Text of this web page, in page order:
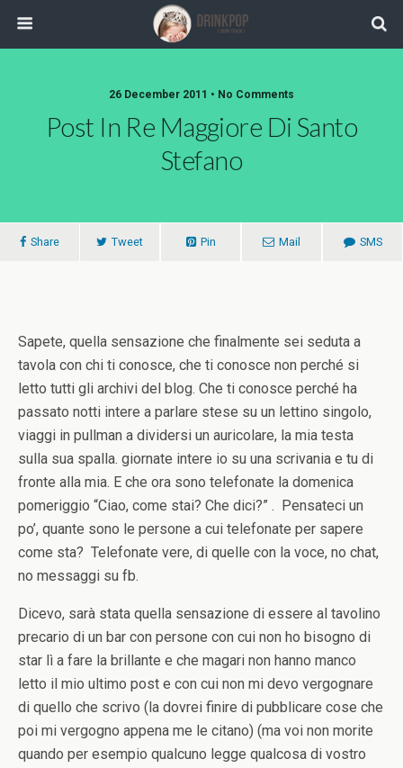
26 December 2011 • No Comments
Post In Re Maggiore Di Santo
Stefano
Share Tweet Pin Mail SMS
Sapete, quella sensazione che finalmente sei seduta a
tavola con chi ti conosce, che ti conosce non perché si
letto tutti gli archivi del blog. Che ti conosce perché ha
passato notti intere a parlare stese su un lettino singolo,
viaggi in pullman a dividersi un auricolare, la mia testa
sulla sua spalla. giornate intere io su una scrivania e tu di
fronte alla mia. E che ora sono telefonate la domenica
pomeriggio “Ciao, come stai? Che dici?” . Pensateci un
po’, quante sono le persone a cui telefonate per sapere
come sta? Telefonate vere, di quelle con la voce, no chat,
no messaggi su fb.
Dicevo, sarà stata quella sensazione di essere al tavolino
precario di un bar con persone con cui non ho bisogno di
star lì a fare la brillante e che magari non hanno manco
letto il mio ultimo post e con cui non mi devo vergognare
di quello che scrivo (la dovrei finire di pubblicare cose che
poi mi vergogno appena me le citano) (ma voi non morite
quando per esempio qualcuno legge qualcosa di vostro